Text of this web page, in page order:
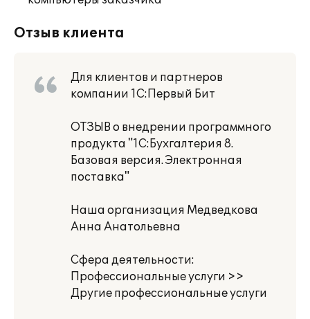
Отзыв клиента
Для клиентов и партнеров
компании 1С:Первый Бит
ОТЗЫВ о внедрении программного
продукта "1С:Бухгалтерия 8.
Базовая версия. Электронная
поставка"
Наша организация Медведкова
Анна Анатольевна
Сфера деятельности:
Профессиональные услуги >>
Другие профессиональные услуги